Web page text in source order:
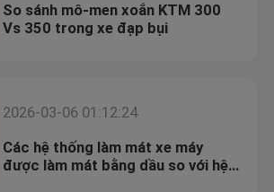
So sánh mô-men xoắn KTM 300
Vs 350 trong xe đạp bụi
2026-03-06 01:12:24
Các hệ thống làm mát xe máy
được làm mát bằng dầu so với hệ